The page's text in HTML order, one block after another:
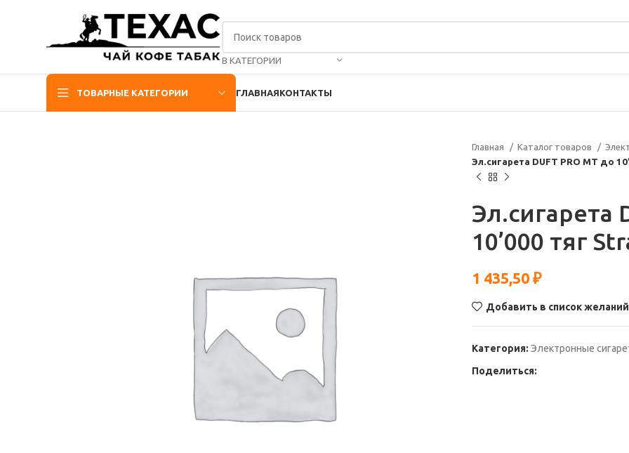
В КАТЕГОРИИ
ТОВАРНЫЕ КАТЕГОРИИ ГЛАВНАЯКОНТАКТЫ
Главная Каталог товаров
Эл.сигарета DUFT PRO МТ до
Эл.сигарета
10’000 тяг
1 435,50 ₽
Добавить в список желаний
Категория: Электронные
Поделиться: